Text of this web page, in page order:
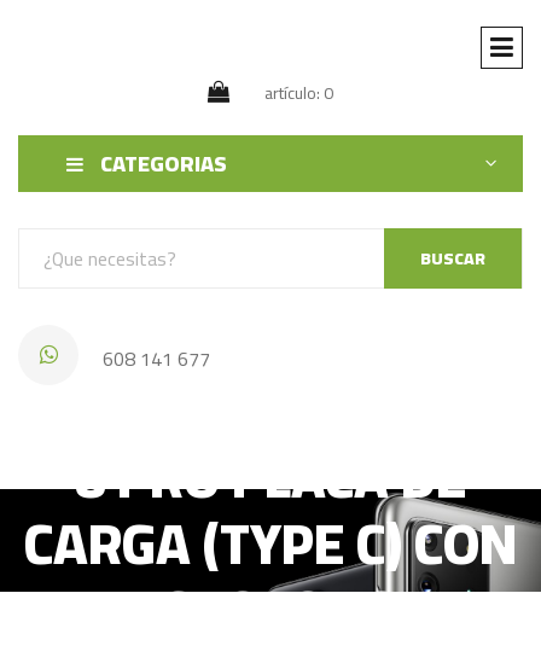
artículo: 0
CATEGORIAS
BUSCAR
608 141 677
8 PRO PLACA DE
CARGA (TYPE C) CON
MICROFONO +